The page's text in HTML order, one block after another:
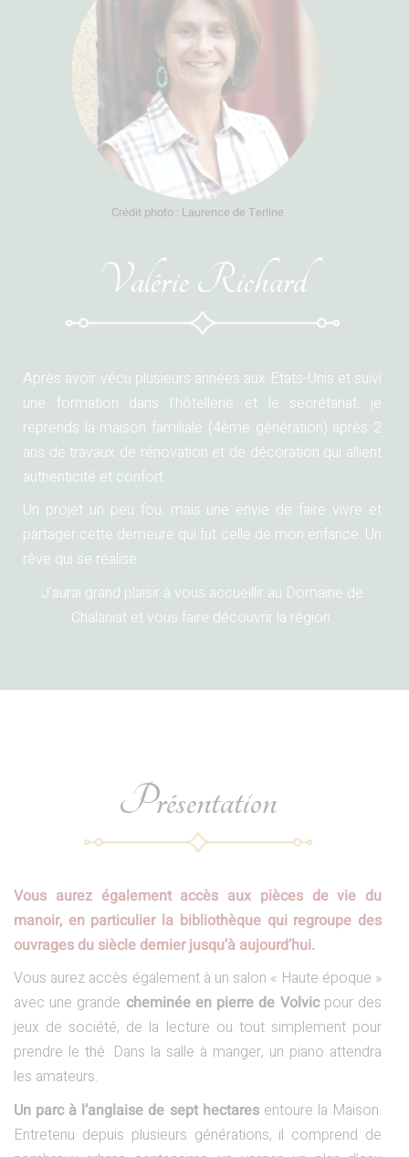
Crédit photo : Laurence de Terline
Valérie Richard
Après avoir vécu plusieurs années aux Etats-Unis et suivi
une formation dans l’hôtellerie et le secrétariat, je
reprends la maison familiale (4ème génération) après 2
ans de travaux de rénovation et de décoration qui allient
authenticité et confort.
Un projet un peu fou, mais une envie de faire vivre et
partager cette demeure qui fut celle de mon enfance. Un
rêve qui se réalise.
J’aurai grand plaisir à vous accueillir au Domaine de
Chalaniat et vous faire découvrir la région.
Présentation
Vous aurez également accès aux pièces de vie du
manoir, en particulier la bibliothèque qui regroupe des
ouvrages du siècle dernier jusqu’à aujourd’hui.
Vous aurez accès également à un salon « Haute époque »
avec une grande cheminée en pierre de Volvicpour des
jeux de société, de la lecture ou tout simplement pour
prendre le thé. Dans la salle à manger, un piano attendra
les amateurs.
Un parc à l’anglaise de sept hectaresentoure la Maison.
Entretenu depuis plusieurs générations, il comprend de